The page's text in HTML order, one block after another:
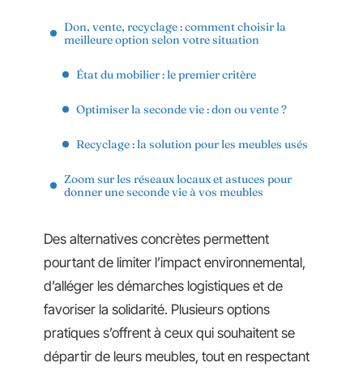
Don, vente, recyclage : comment choisir la
meilleure option selon votre situation
État du mobilier : le premier critère
Optimiser la seconde vie : don ou vente ?
Recyclage : la solution pour les meubles usés
Zoom sur les réseaux locaux et astuces pour
donner une seconde vie à vos meubles
Des alternatives concrètes permettent
pourtant de limiter l’impact environnemental,
d’alléger les démarches logistiques et de
favoriser la solidarité. Plusieurs options
pratiques s’offrent à ceux qui souhaitent se
départir de leurs meubles, tout en respectant